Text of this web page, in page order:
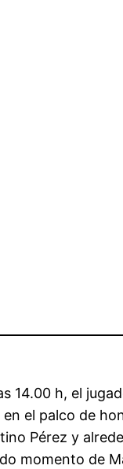
14.00 h, el
el palco de
Pérez y
momento de